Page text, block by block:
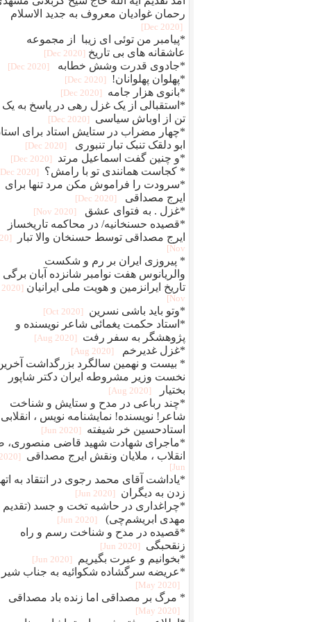
رحمان غوادیان معروف به جدید الاسلام
[2020 Dec]
*پیامبر من توئی ای زیبا از مجموعه
عاشقانه های بی تاریخ [2020 Dec]
*جادوی قدرت وشش خطابه [2020 Dec]
*پهلوان پهلوانان! [2020 Dec]
*بانوی هزار جامه [2020 Dec]
*استقبالی از یک غزل رهی در پاسخ به یک
تن از اوباش سیاسی
[2020 Dec]
*چهار مضراب در ستایش استاد برای
ابو دلقک تنبک تبار تنبوری
[2020 Dec]
*و چنین گفت اسماعیل مرتد [2020 Dec]
* کجاست همانندی تو با رامش؟ [2020 Dec]
*سرودت را فراموش مکن مرد تنها برای
ایرج مصداقی
[2020 Dec]
*غزل . به فتوای عشق [2020 Nov]
*قصیده حسنخانیه/ در محاکمه تاریخساز
ایرج مصداقی توسط حسنخان والا تبار
Nov]
* پیروزی ایران بر رم و شکست
والریانوس هفت نوامبر شانزده آبان برگی
تاریخ ایرانزمین و هویت ملی ایرانیان
[2020
Nov]
*وتو باید باشی نسرین [2020 Oct]
*استاد حکمت یغمائی شاعر نویسنده و
پژوهشگر به سفر رفت
[2020 Aug]
*غزل غدیرخم [2020 Aug]
* بیست و نهمین سالگرد بزرگداشت
نخست وزیر مشروطه ایران دکتر شاپور
بختیار
[2020 Aug]
*چند رباعی در مدح و ستایش و شناخت
شاعر! نویسنده! نمایشنامه نویس ، انقلابی
استادحسین خر شیفته
[2020 Jun]
*ماجرای شهادت شهید قاضی منصوری،
انقلاب ، ملایان ونقش ایرج مصداقی
[2020
Jun]
*یاداشت آقای محمد رجوی در انتقاد به
زدن به دیگران
[2020 Jun]
*چراغداری در حاشیه تخت و جسد (تقدیم
مهدی ابریشم‌چی)
[2020 Jun]
*قصیده در مدح و شناخت رسم و راه
زنقحبگی
[2020 Jun]
*بخوانیم و عبرت بگیریم [2020 Jun]
*عریضه سرگشاده شکوائیه به جناب شیر
[2020 May]
* مرگ بر مصداقی اما زنده باد مصداقی
[2020 May]